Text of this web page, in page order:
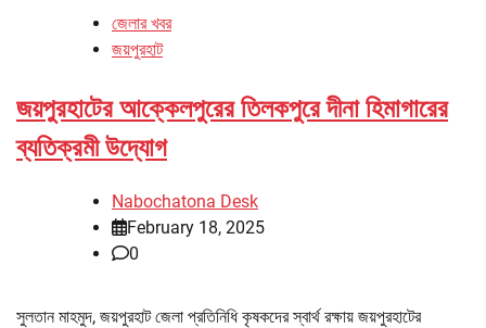
জেলার খবর
জয়পুরহাট
জয়পুরহাটের আক্কেলপুরের তিলকপুরে দীনা হিমাগারের
ব্যতিক্রমী উদ্যোগ
Nabochatona Desk
February 18, 2025
0
সুলতান মাহমুদ, জয়পুরহাট জেলা প্রতিনিধি কৃষকদের স্বার্থ রক্ষায় জয়পুরহাটের